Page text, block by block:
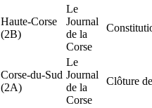
Haute-Corse
(2B)
Le
Journal
de la
Corse
Corse-du-Sud
(2A)
Le
Journal
de la
Corse
Clôture